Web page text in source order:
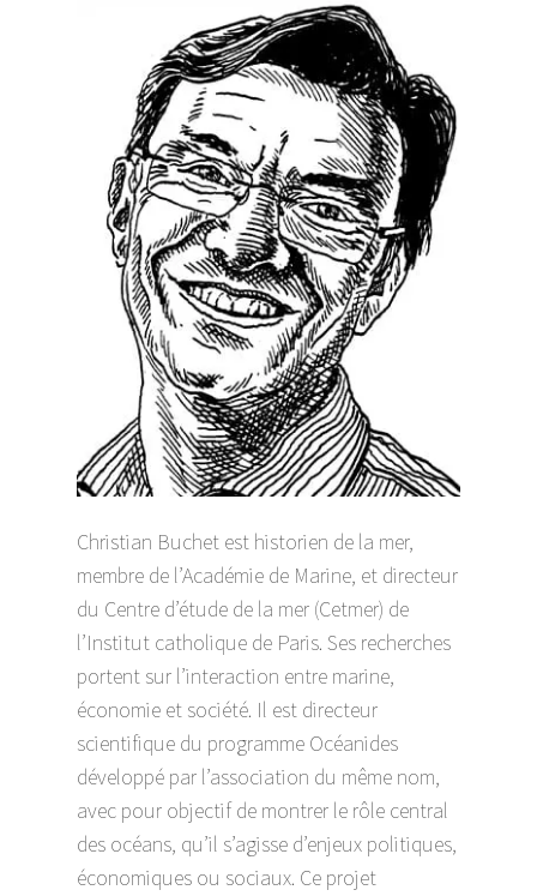
Christian Buchet est historien de la mer,
membre de l’Académie de Marine, et directeur
du Centre d’étude de la mer (Cetmer) de
l’Institut catholique de Paris. Ses recherches
portent sur l’interaction entre marine,
économie et société. Il est directeur
scientifique du programme Océanides
développé par l’association du même nom,
avec pour objectif de montrer le rôle central
des océans, qu’il s’agisse d’enjeux politiques,
économiques ou sociaux. Ce projet